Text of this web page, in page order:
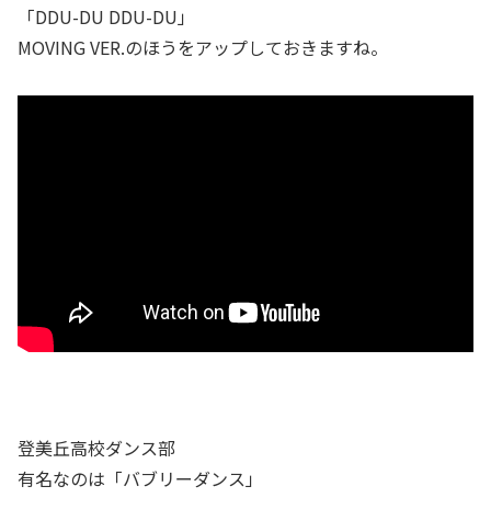
「DDU-DU DDU-DU」
MOVING VER.のほうをアップしておきますね。
登美丘高校ダンス部
有名なのは「バブリーダンス」